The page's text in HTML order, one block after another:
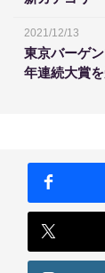
2021/12/13
東京バーゲ
年連続大賞